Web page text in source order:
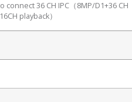
connect 36 CH IPC（8MP/D1+36 CH
playback）